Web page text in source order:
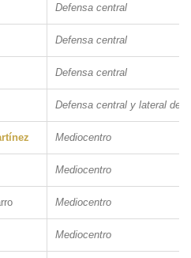
Defensa central
Defensa central
Defensa central
Defensa central y lateral
Mediocentro
Mediocentro
Mediocentro
Mediocentro